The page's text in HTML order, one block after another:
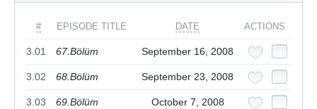
# EPISODE TITLE DATE ACTIONS
3.01 67.Bölüm September 16, 2008
3.02 68.Bölüm September 23, 2008
3.03 69.Bölüm October 7, 2008